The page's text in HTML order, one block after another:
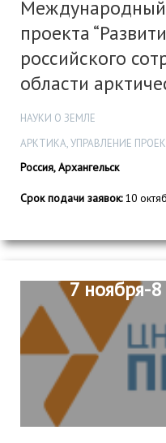
проекта
российского
области
НАУКИ О ЗЕМЛЕ
АРКТИКА, УПРАВЛЕНИЕ
Россия, Архангельск
Срок подачи заявок:10
7 ноября-